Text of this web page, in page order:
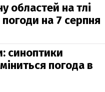
областей на тлі
на 7 серпня
синоптики
погода в